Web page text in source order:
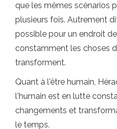
que les mêmes scénarios
plusieurs fois. Autrement
possible pour un endroit
constamment les choses
transforment.
Quant à l'être humain,
l'humain est en lutte
changements et
le temps.